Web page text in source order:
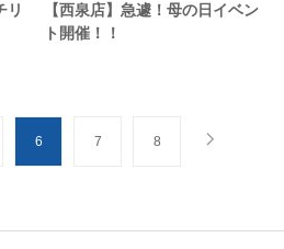
リ
【西泉店】急遽！母の日イベン
ト開催！！
6 7 8